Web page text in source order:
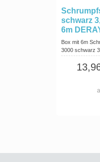
schwarz
6m
Box mit 6m
3000 schwarz